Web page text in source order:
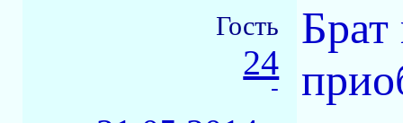
Гость
24
-
Брат